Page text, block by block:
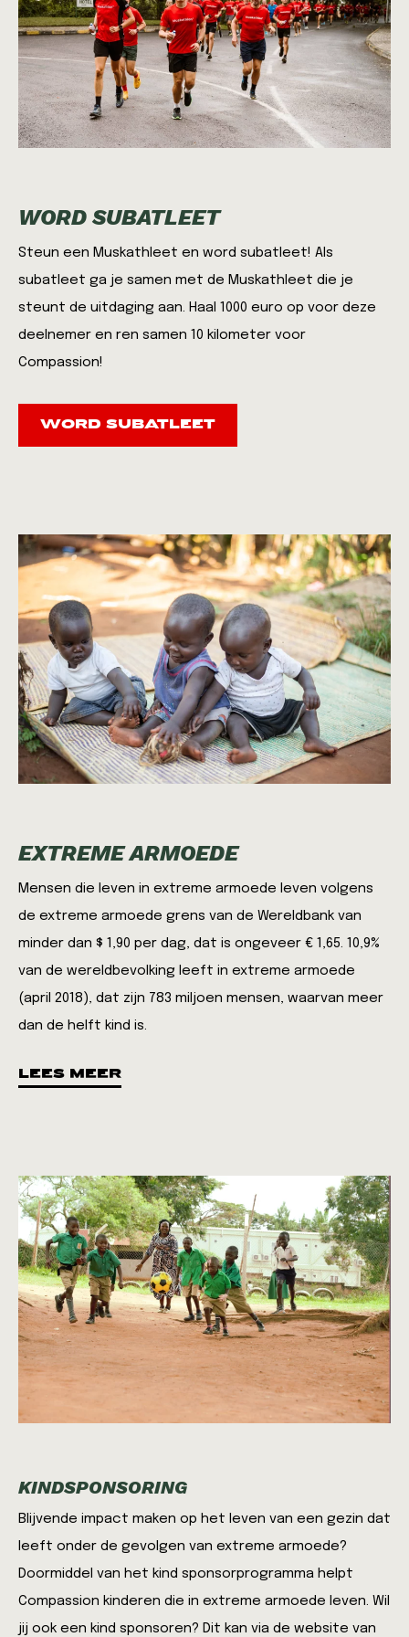
WORD SUBATLEET
Steun een Muskathleet en word subatleet! Als
subatleet ga je samen met de Muskathleet die je
steunt de uitdaging aan. Haal 1000 euro op voor deze
deelnemer en ren samen 10 kilometer voor
Compassion!
WORD SUBATLEET
EXTREME ARMOEDE
Mensen die leven in extreme armoede leven volgens
de extreme armoede grens van de Wereldbank van
minder dan $ 1,90 per dag, dat is ongeveer € 1,65. 10,9%
van de wereldbevolking leeft in extreme armoede
(april 2018), dat zijn 783 miljoen mensen, waarvan meer
dan de helft kind is.
LEES MEER
KINDSPONSORING
Blijvende impact maken op het leven van een gezin dat
leeft onder de gevolgen van extreme armoede?
Doormiddel van het kind sponsorprogramma helpt
Compassion kinderen die in extreme armoede leven. Wil
jij ook een kind sponsoren? Dit kan via de website van